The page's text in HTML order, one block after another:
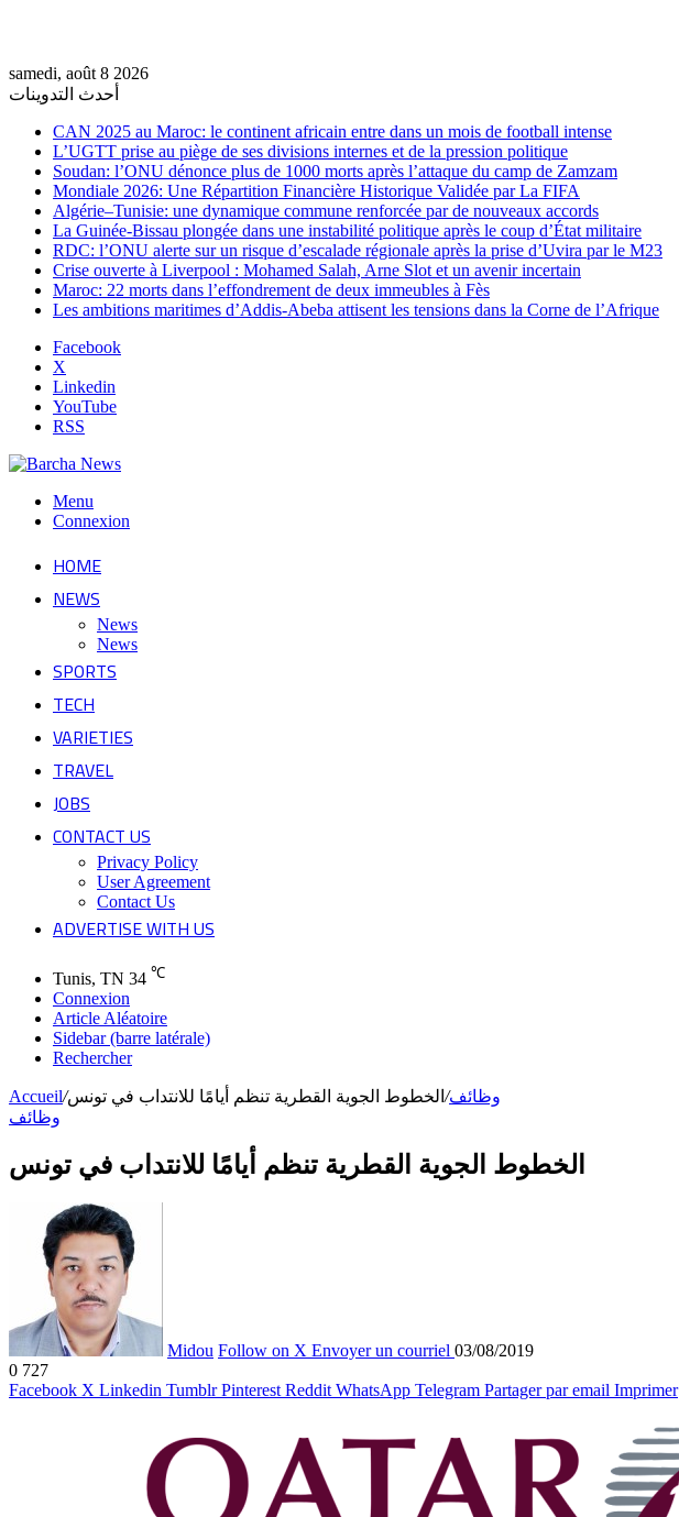
samedi, août 8 2026
أحدث التدوينات
CAN 2025 au Maroc: le continent africain entre dans un mois de football intense
L’UGTT prise au piège de ses divisions internes et de la pression politique
Soudan: l’ONU dénonce plus de 1000 morts après l’attaque du camp de Zamzam
Mondiale 2026: Une Répartition Financière Historique Validée par La FIFA
Algérie–Tunisie: une dynamique commune renforcée par de nouveaux accords
La Guinée-Bissau plongée dans une instabilité politique après le coup d’État militaire
RDC: l’ONU alerte sur un risque d’escalade régionale après la prise d’Uvira par le M23
Crise ouverte à Liverpool : Mohamed Salah, Arne Slot et un avenir incertain
Maroc: 22 morts dans l’effondrement de deux immeubles à Fès
Les ambitions maritimes d’Addis-Abeba attisent les tensions dans la Corne de l’Afrique
Facebook
X
Linkedin
YouTube
RSS
Menu
Connexion
HOME
NEWS
News
News
SPORTS
TECH
VARIETIES
TRAVEL
JOBS
CONTACT US
Privacy Policy
User Agreement
Contact Us
ADVERTISE WITH US
Tunis, TN 34 ℃
Connexion
Article Aléatoire
Sidebar (barre latérale)
Rechercher
Accueil/ وظائف/ الخطوط الجوية القطرية تنظم أيامًا للانتداب في تونس
وظائف
الخطوط الجوية القطرية تنظم أيامًا للانتداب في تونس
Midou Follow on X Envoyer un courriel 03/08/2019
0 727
Facebook X Linkedin Tumblr Pinterest Reddit WhatsApp Telegram Partager par email Imprimer